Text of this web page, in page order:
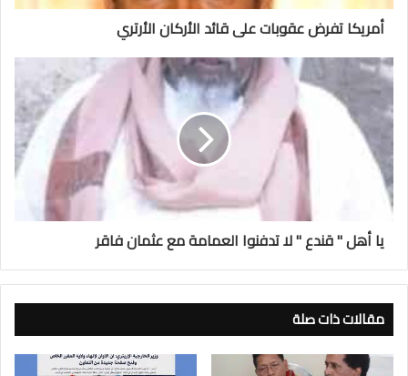
أمريكا تفرض عقوبات على قائد الأركان الأرتري
يا أهل " قندع " لا تدفنوا العمامة مع عثمان فاقر
مقالات ذات صلة